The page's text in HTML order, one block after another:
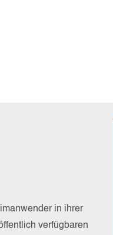
in ihrer
verfügbaren